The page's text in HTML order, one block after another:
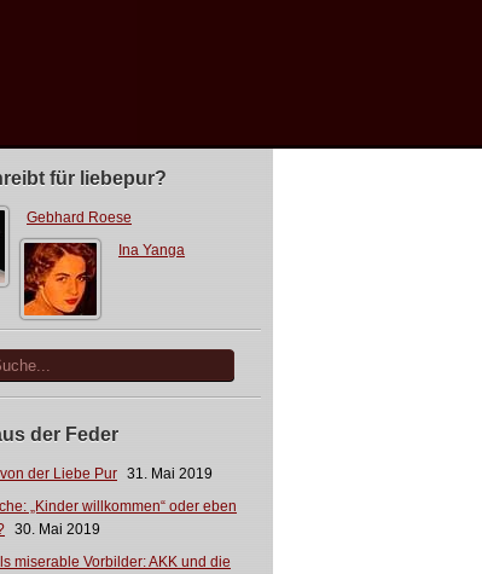
für liebepur?
Gebhard Roese
Ina Yanga
der Feder
der Liebe Pur 31. Mai 2019
„Kinder willkommen“ oder eben
30. Mai 2019
miserable Vorbilder: AKK und die